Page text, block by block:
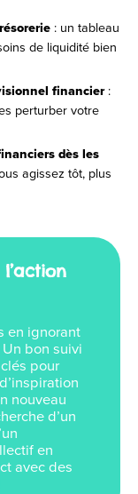
: un tableau
de liquidité bien
financier:
perturber votre
dès les
agissez tôt, plus
en ignorant
bon suivi
pour
nouveau
d’un
en
avec des